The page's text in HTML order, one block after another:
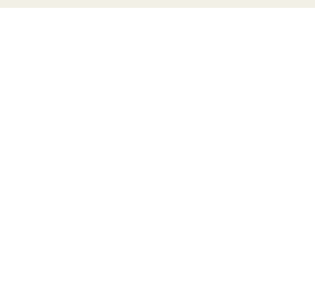
скульптура»